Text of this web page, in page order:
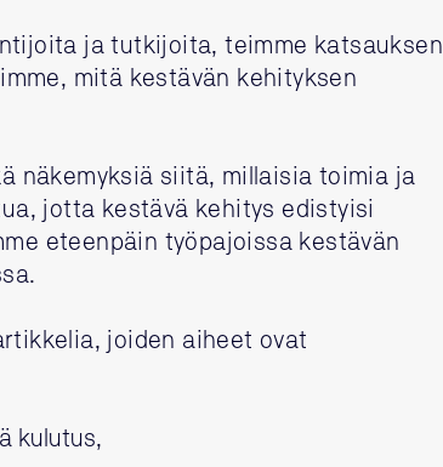
ja tutkijoita, teimme katsauksen
mitä kestävän kehityksen
näkemyksiä siitä, millaisia toimia ja
jotta kestävä kehitys edistyisi
eteenpäin työpajoissa kestävän
joiden aiheet ovat
kulutus,